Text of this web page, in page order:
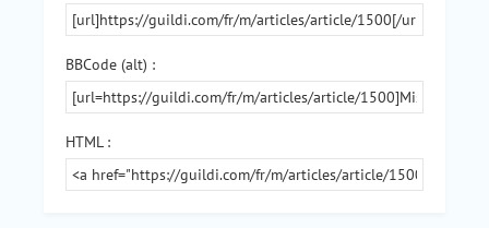
BBCode (alt) :
HTML :